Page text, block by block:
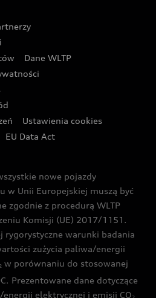
Audi
w Warszawie
Narciarskich w
Dane WLTP
Ustawienia cookies
EU Data Act
nowe pojazdy
w Unii Europejskiej muszą być
zgodnie z procedurą WLTP
Komisji (UE) 2017/1151.
rygorystyczne warunki badania
zużycia paliwa/energii
w porównaniu do stosowanej
Prezentowane dane dotyczące
elektrycznej i emisji CO